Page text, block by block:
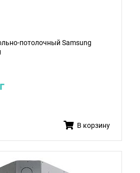
потолочный Samsung
В корзину